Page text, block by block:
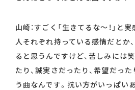
山崎：すごく「生きてるな～！」と
人それぞれ持っている感情だとか
ると思うんですけど、苦しみには
たり、誠実さだったり、希望だっ
う曲なんです。抗い方がいっぱい